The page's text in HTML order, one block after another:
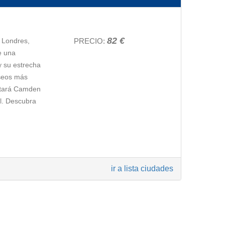
PRECIO: 82 €
una
su estrecha
más
Camden
Descubra
ir a lista ciudades